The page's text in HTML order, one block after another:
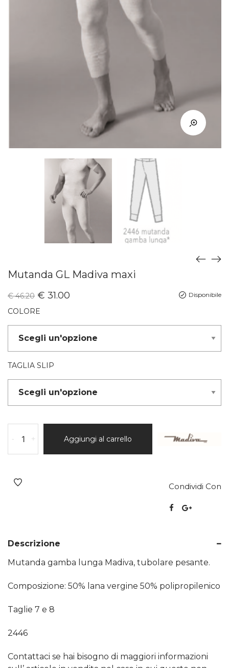
Mutanda GL Madiva maxi
Disponibile
€46.20 € 31.00
COLORE
TAGLIA SLIP
- + Aggiungi al carrello
Condividi Con
Descrizione
Mutanda gamba lunga Madiva, tubolare pesante.
Composizione: 50% lana vergine 50% polipropilenico
Taglie 7 e 8
2446
Contattaci se hai bisogno di maggiori informazioni